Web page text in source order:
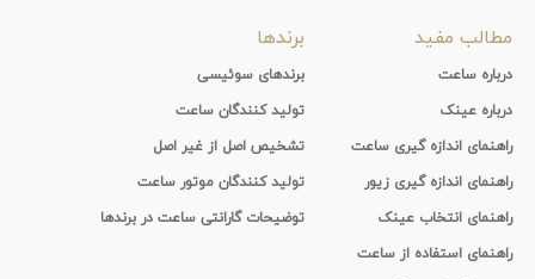
مطالب مفید
درباره ساعت
درباره عینک
راهنمای اندازه گیری ساعت
راهنمای اندازه گیری زیور
راهنمای انتخاب عینک
راهنمای استفاده از ساعت
برندها
برندهای سوئیسی
تولید کنندگان ساعت
تشخیص اصل از غیر اصل
تولید کنندگان موتور ساعت
توضیحات گارانتی ساعت در برندها